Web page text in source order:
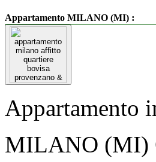
Appartamento MILANO (MI) :
Appartamento
MILANO (MI)